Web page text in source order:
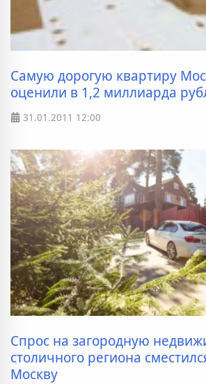
Самую дорогую квартиру
оценили в 1,2 миллиарда
31.01.2011 12:00
Спрос на загородную
столичного региона
Москву